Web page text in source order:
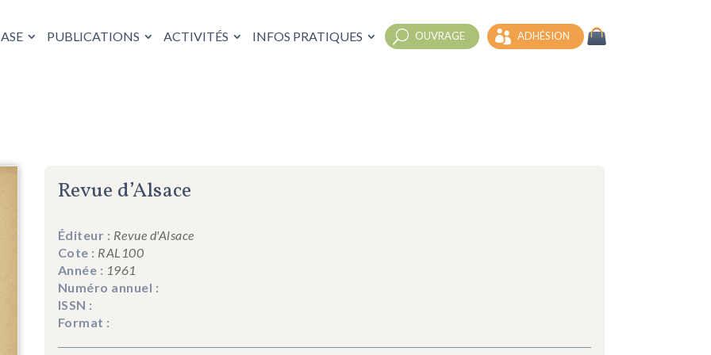
PUBLICATIONS ACTIVITÉS INFOS PRATIQUES OUVRAGE ADHÉSION
Revue d’Alsace
Éditeur : Revue d'Alsace
Cote : RAL100
Année : 1961
Numéro annuel :
ISSN :
Format :